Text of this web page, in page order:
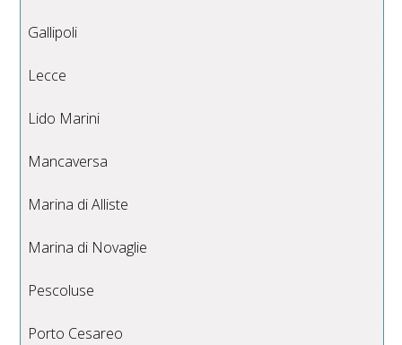
Gallipoli
Lecce
Lido Marini
Mancaversa
Marina di Alliste
Marina di Novaglie
Pescoluse
Porto Cesareo